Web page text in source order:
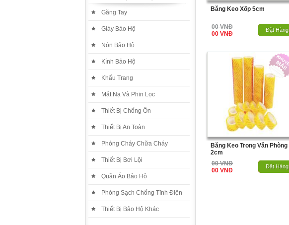
Găng Tay
Giày Bảo Hộ
Nón Bảo Hộ
Kính Bảo Hộ
Khẩu Trang
Mặt Nạ Và Phin Lọc
Thiết Bị Chống Ồn
Thiết Bị An Toàn
Phòng Cháy Chữa Cháy
Thiết Bị Bơi Lội
Quần Áo Bảo Hộ
Phòng Sạch Chống Tĩnh Điện
Thiết Bị Bảo Hộ Khác
Băng Keo Xốp 5cm
00 VNĐ
00 VNĐ
Hết Hàng
Đặt Hàng
Băng Keo Trong Văn Phòng
2cm
00 VNĐ
00 VNĐ
Hết Hàng
Đặt Hàng